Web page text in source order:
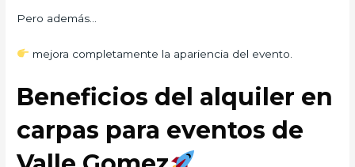
Pero además…
mejora completamente la apariencia del evento.
Beneficios del alquiler en
carpas para eventos de